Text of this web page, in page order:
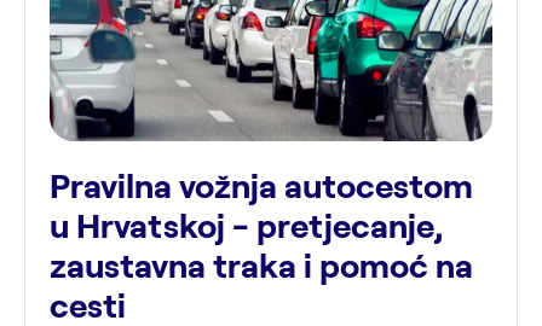
Pravilna vožnja autocestom
u Hrvatskoj - pretjecanje,
zaustavna traka i pomoć na
cesti